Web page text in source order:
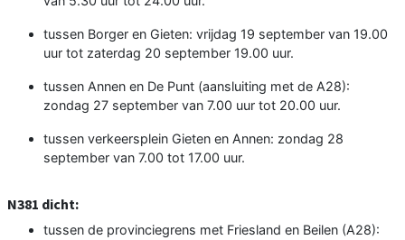
tussen Borger en Gieten: vrijdag 19 september van 19.00
uur tot zaterdag 20 september 19.00 uur.
tussen Annen en De Punt (aansluiting met de A28):
zondag 27 september van 7.00 uur tot 20.00 uur.
tussen verkeersplein Gieten en Annen: zondag 28
september van 7.00 tot 17.00 uur.
N381 dicht:
tussen de provinciegrens met Friesland en Beilen (A28):